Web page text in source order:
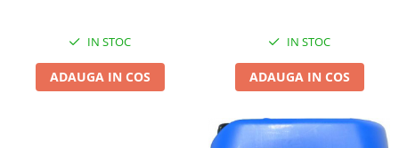
IN STOC
ADAUGA IN COS
IN STOC
ADAUGA IN COS